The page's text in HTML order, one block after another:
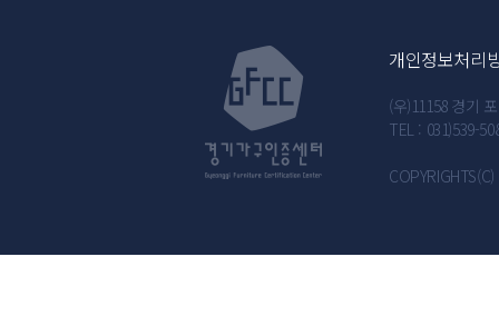
개인정보처리
(우)11158 경기
TEL : 031)539-